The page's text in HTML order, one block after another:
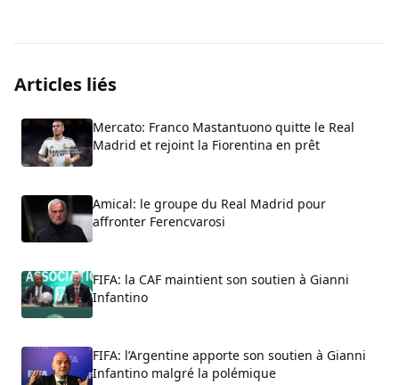
Articles liés
Mercato: Franco Mastantuono quitte le Real
Madrid et rejoint la Fiorentina en prêt
Amical: le groupe du Real Madrid pour
affronter Ferencvarosi
FIFA: la CAF maintient son soutien à Gianni
Infantino
FIFA: l’Argentine apporte son soutien à Gianni
Infantino malgré la polémique